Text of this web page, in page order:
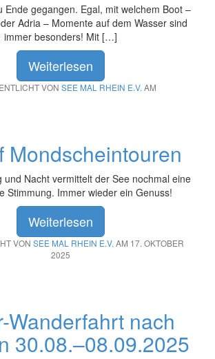
Ende gegangen. Egal, mit welchem Boot –
Adria – Momente auf dem Wasser sind
immer besonders! Mit […]
Weiterlesen
VON SEE MAL RHEIN E.V. AM
Mondscheintouren
und Nacht vermittelt der See nochmal eine
Stimmung. Immer wieder ein Genuss!
Weiterlesen
VON SEE MAL RHEIN E.V. AM 17. OKTOBER
2025
Wanderfahrt nach
30.08.–08.09.2025